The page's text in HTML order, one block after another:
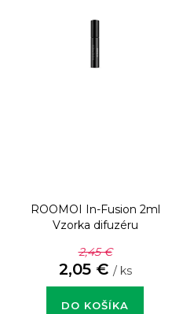
ROOMOI In-Fusion 2ml
Vzorka difuzéru
2,45 €
2,05 € / ks
DO KOŠÍKA